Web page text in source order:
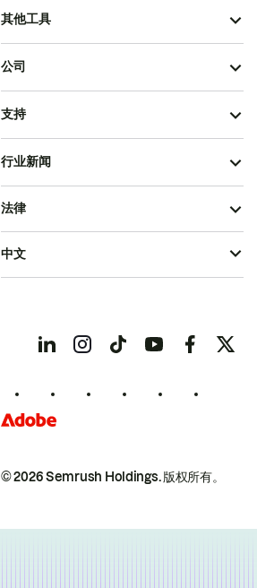
其他工具
公司
支持
行业新闻
© 2026 Semrush Holdings.版权所有。
法律
中文